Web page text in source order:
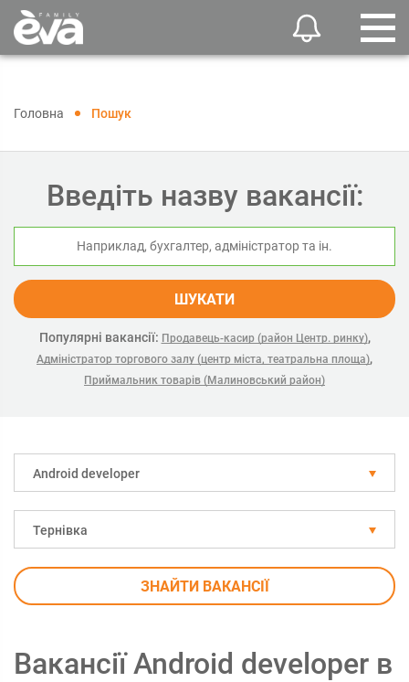
Головна Пошук
Введіть назву вакансії:
ШУКАТИ
Популярні вакансії: Продавець-касир (район Центр. ринку),
Адміністратор торгового залу (центр міста, театральна площа),
Приймальник товарів (Малиновський район)
Android developer
Тернівка
ЗНАЙТИ ВАКАНСІЇ
Вакансії Android developer в